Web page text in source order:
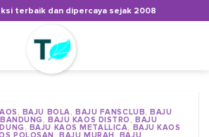
terbaik dan dipercaya sejak 2008
, BAJU BOLA, BAJU FANSCLUB,BAJU
,BAJU KAOS DISTRO,BAJU
, BAJU KAOS METALLICA, BAJU KAOS